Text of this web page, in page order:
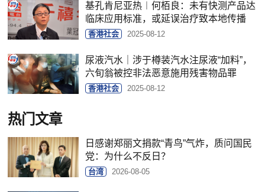
基孔肯尼亚热︱何栢良：未有快测产品达
临床应用标准，或延误治疗致本地传播
香港社会 2025-08-12
尿液汽水｜涉于樽装汽水注尿液“加料”，
六旬翁被控非法恶意施用残害物品罪
香港社会 2025-08-12
热门文章
日感谢郑丽文捐款“青鸟”气炸，质问国民
党：为什么不反日？
台湾 2026-08-05